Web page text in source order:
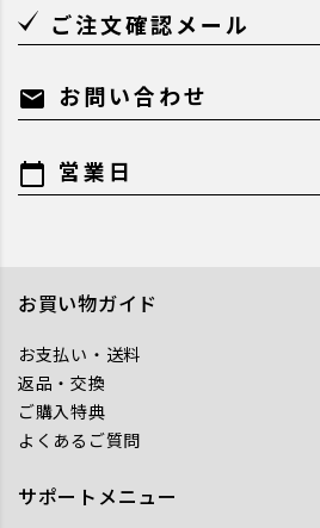
ご注文確認メール
mail お問い合わせ
calendar_today 営業日
お買い物ガイド
お支払い・送料
返品・交換
ご購入特典
よくあるご質問
サポートメニュー